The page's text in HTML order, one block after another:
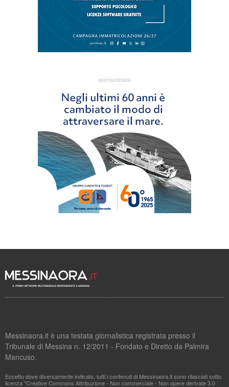
sponsorizzata
Messinaora.it è una testata giornalistica registrata presso il
Tribunale di Messina n. 12/2011 - Fondato e Diretto da Palmira
Mancuso.
Eccetto dove diversamente indicato, tutti i contenuti di Messinaora.it sono rilasciati sotto
licenza "Creative Commons Attribuzione - Non commerciale - Non opere derivate 3.0